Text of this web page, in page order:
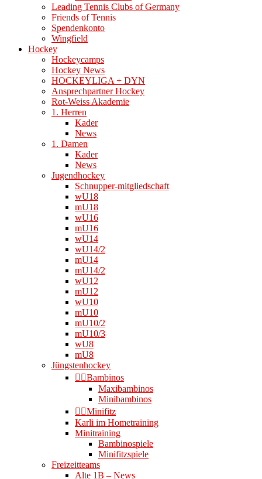
Leading Tennis Clubs of Germany
Friends of Tennis
Spendenkonto
Wingfield
Hockey
Hockeycamps
Hockey News
HOCKEYLIGA + DYN
Ansprechpartner Hockey
Rot-Weiss Akademie
1. Herren
Kader
News
1. Damen
Kader
News
Jugendhockey
Schnupper-mitgliedschaft
wU18
mU18
wU16
mU16
wU14
wU14/2
mU14
mU14/2
wU12
mU12
wU10
mU10
mU10/2
mU10/3
wU8
mU8
Jüngstenhockey
👉🏻Bambinos
Maxibambinos
Minibambinos
👉🏻Minifitz
Karli im Hometraining
Minitraining
Bambinospiele
Minifitzspiele
Freizeitteams
Alte 1B – News